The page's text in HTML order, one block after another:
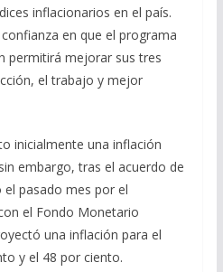
inflacionarios en el país.
en que el programa
permitirá mejorar sus tres
el trabajo y mejor
inicialmente una inflación
embargo, tras el acuerdo de
pasado mes por el
el Fondo Monetario
una inflación para el
y el 48 por ciento.